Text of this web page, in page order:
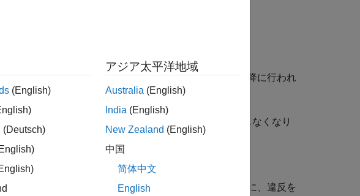
れる場合、その関数は内部リンクをもちます。それ以降に行われ
部リンクをもちます。
、宣言からは関数の内部リンクの有無がすぐには判明しなくなり
たが、これらの関数の再宣言が外部リンクをもつ場合に、違反を
(English)
(Deutsch)
アジア太平洋地域
Australia (English)
India (English)
New Zealand (English)
中国
简体中文
English